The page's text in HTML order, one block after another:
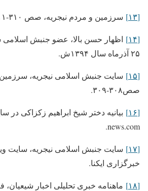
[۱۳] سرزمین و مردم نیجریه، صص ۳۱۰-۳۱۱
[۱۴]
اظهار حسن بالا، عضو جنبش اسلامی
۲۵ آذرماه سال ۱۳۹۴ش.
[۱۵]
سایت جنبش اسلامی نیجریه، سرزمین
صص۳۰۸-۳۰۹.
[۱۶]
news.com.
[۱۷]
سایت جنبش اسلامی نیجریه، سایت
خبرگزاری ایکنا.
[۱۸]
ماهنامه خبری تحلیلی اخبار